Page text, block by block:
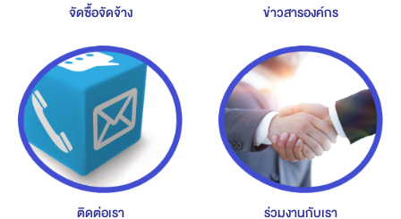
จัดซื้อจัดจ้าง ข่าวสารองค์กร
ติดต่อเรา ร่วมงานกับเรา